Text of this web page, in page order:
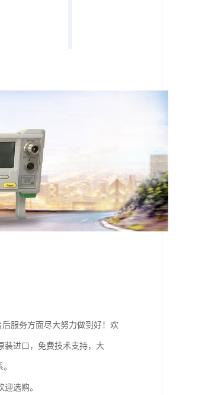
服务方面尽大努力做到好！欢
装进口，免费技术支持，大
选购。